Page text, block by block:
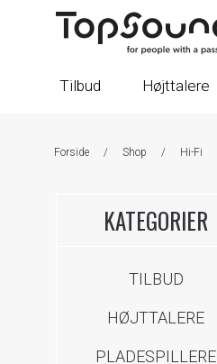
Tilbud Højttalere
Forside / Shop / Hi-Fi
KATEGORIER
TILBUD
HØJTTALERE
PLADESPILLERE